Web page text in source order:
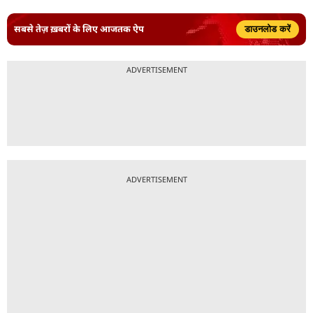
सबसे तेज़ ख़बरों के लिए आजतक ऐप डाउनलोड करें
ADVERTISEMENT
ADVERTISEMENT